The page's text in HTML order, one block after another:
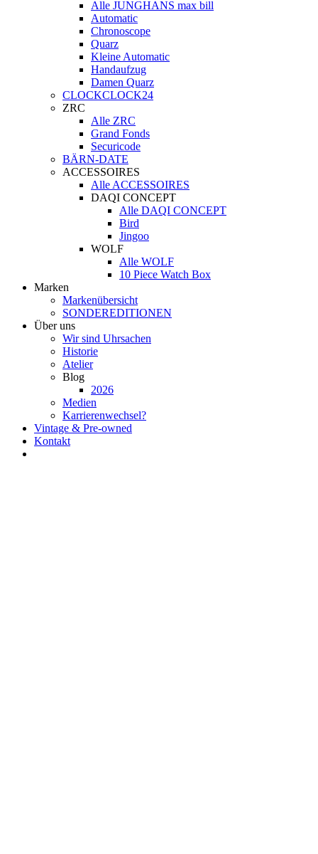
Alle JUNGHANS max bill
Automatic
Chronoscope
Quarz
Kleine Automatic
Handaufzug
Damen Quarz
CLOCKCLOCK24
ZRC
Alle ZRC
Grand Fonds
Securicode
BÄRN-DATE
ACCESSOIRES
Alle ACCESSOIRES
DAQI CONCEPT
Alle DAQI CONCEPT
Bird
Jingoo
WOLF
Alle WOLF
10 Piece Watch Box
Marken
Markenübersicht
SONDEREDITIONEN
Über uns
Wir sind Uhrsachen
Historie
Atelier
Blog
2026
Medien
Karrierenwechsel?
Vintage & Pre-owned
Kontakt